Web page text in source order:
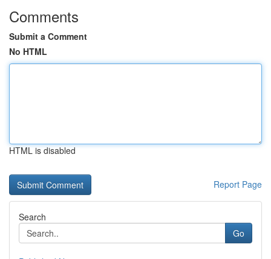
Comments
Submit a Comment
No HTML
HTML is disabled
Report Page
Search
Go